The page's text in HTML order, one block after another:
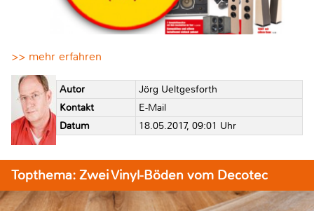
>> mehr erfahren
Autor
Jörg Ueltgesforth
Kontakt
E-Mail
Datum
18.05.2017, 09:01 Uhr
Topthema: Zwei Vinyl-Böden vom Decotec